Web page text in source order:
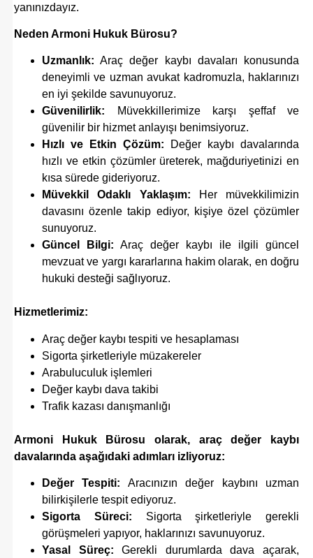
yanınızdayız.
Neden Armoni Hukuk Bürosu?
Uzmanlık: Araç değer kaybı davaları konusunda
deneyimli ve uzman avukat kadromuzla, haklarınızı
en iyi şekilde savunuyoruz.
Güvenilirlik: Müvekkillerimize karşı şeffaf ve
güvenilir bir hizmet anlayışı benimsiyoruz.
Hızlı ve Etkin Çözüm: Değer kaybı davalarında
hızlı ve etkin çözümler üreterek, mağduriyetinizi en
kısa sürede gideriyoruz.
Müvekkil Odaklı Yaklaşım: Her müvekkilimizin
davasını özenle takip ediyor, kişiye özel çözümler
sunuyoruz.
Güncel Bilgi: Araç değer kaybı ile ilgili güncel
mevzuat ve yargı kararlarına hakim olarak, en doğru
hukuki desteği sağlıyoruz.
Hizmetlerimiz:
Araç değer kaybı tespiti ve hesaplaması
Sigorta şirketleriyle müzakereler
Arabuluculuk işlemleri
Değer kaybı dava takibi
Trafik kazası danışmanlığı
Armoni Hukuk Bürosu olarak, araç değer kaybı
davalarında aşağıdaki adımları izliyoruz:
Değer Tespiti: Aracınızın değer kaybını uzman
bilirkişilerle tespit ediyoruz.
Sigorta Süreci: Sigorta şirketleriyle gerekli
görüşmeleri yapıyor, haklarınızı savunuyoruz.
Yasal Süreç: Gerekli durumlarda dava açarak,